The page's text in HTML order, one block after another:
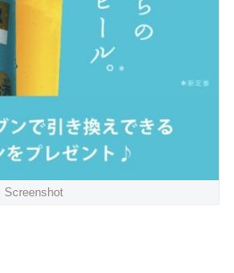
Screenshot